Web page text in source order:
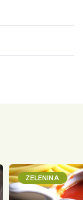
ZELENINA